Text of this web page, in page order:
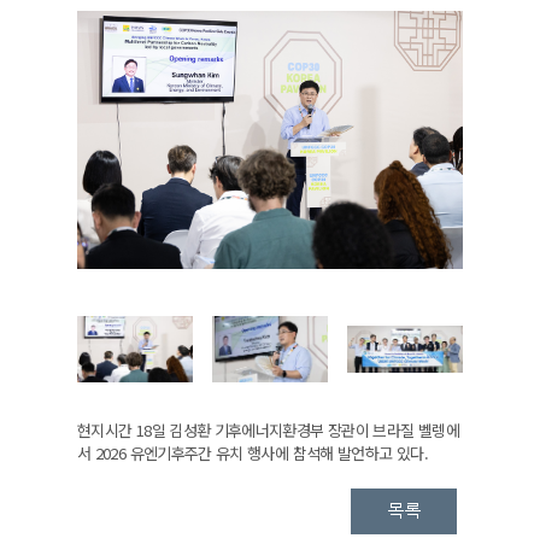
현지시간 18일 김성환 기후에너지환경부 장관이 브라질 벨렝에
서 2026 유엔기후주간 유치 행사에 참석해 발언하고 있다.